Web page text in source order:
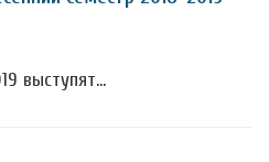
выступят...